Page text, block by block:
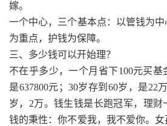
嫁。
一个中心，三个基本点：以管钱为
为重点，护钱为保障。
三、多少钱可以开始理？
不在乎多少，一个月省下100元买基
是637800元；30岁存到60岁，是22
岁，2万。钱生钱是长跑冠军，理财
钱的秉性：你不爱我，我不爱你。